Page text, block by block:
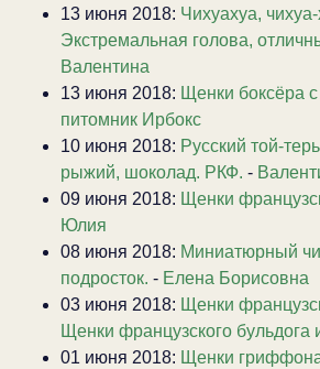
13 июня 2018: Чихуахуа, чихуа-
Экстремальная голова,
Валентина
13 июня 2018: Щенки боксёра
питомник Ирбокс
10 июня 2018: Русский той-
рыжий, шоколад. РКФ. -
09 июня 2018: Щенки
Юлия
08 июня 2018: Миниатюрный
подросток. - Елена Борисовна
03 июня 2018: Щенки
Щенки французского бульдога
01 июня 2018: Щенки